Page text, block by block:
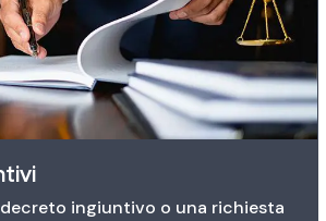
ingiuntivo o una richiesta